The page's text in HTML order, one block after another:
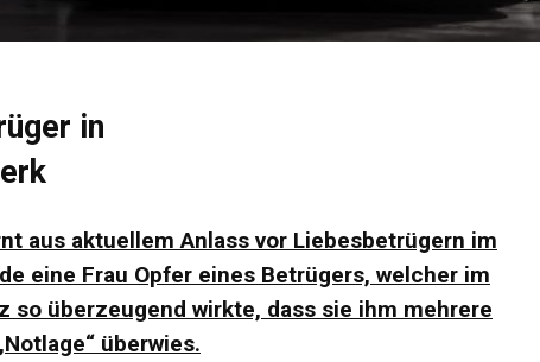
in
aus aktuellem Anlass vor Liebesbetrügern im
eine Frau Opfer eines Betrügers, welcher im
so überzeugend wirkte, dass sie ihm mehrere
überwies.